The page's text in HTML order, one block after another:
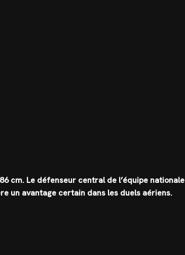
cm. Le défenseur central de l’équipe nationale
un avantage certain dans les duels aériens.